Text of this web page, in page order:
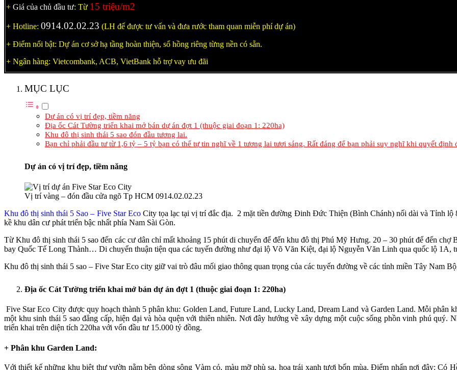
+ Giá của chủ đầu tư: Từ 15 triệu/m2
+ Hotline: 0914.02.02.23 (LH để được tư vấn và đưa rước tham quan miễn phí dự án)
+ Điểm nổi bật: Dự án cơ sở hạ tầng hoàn thiện, sổ hồng riêng từng nền có sẵn.
+ Ngân hàng: Vietcombank, ACB, VietBank hỗ trợ vay ưu đãi
MỤC LỤC
Dự án có vị trí đẹp, tiềm năng
Địa ốc Cát Tường triển khai mở bán dự án đợt 1 (thuộc giai đoạn 1: 220ha)
Khu đô thị sinh thái 5 sao đón đầu tương lai.
Bạn chỉ phải đầu tư từ 1,6 tỷ – 5 tỷ bạn có thể tự tin nghĩ về 1 tương lai tươi sáng. Rất đáng để bạn phải suy nghĩ khi quyết định
Dự án có vị trí đẹp, tiềm năng
Vị trí vàng – đón đầu cửa ngõ Tp HCM 0914.02.02.23
Khu đô thị sinh thái 5 Sao – Five Star EcoCity tọa lạc tại vị trí đắc địa. 2 mặt tiền đường Đinh Đức Thiện (Bình Chánh) nối dài và Tỉnh
kề khu dân cư phát triển bậc nhất phía Nam Sài Gòn.
Từ Khu đô thị sinh thái 5 sao đến các cư dân chỉ mất khoảng 15 phút di chuyển để đến khu đô thị Phú Mỹ Hưng. 20 – 30 phút để đến chợ
bay Quốc Tế Long Thành… Di chuyển thuận tiện qua các tuyến đường như đại lộ Võ Văn Kiệt, đại lộ Nguyễn Văn Linh qua quốc lộ
Khu đô thị sinh thái 5 sao – Five Star Eco city giữ vai trò đâu mối giao thông quan trọng của các tuyến đường về các tỉnh miền Tây Nam
Địa ốc Cát Tường triển khai mở bán dự án đợt 1 (thuộc giai đoạn 1: 220ha)
Five Star Eco City được quy hoạch thành 5 phân khu: Golden Land, Future Land, Lucky Land, Dream Land và Garden Land. Mỗi phân
một khu sinh thái 5 sao đẳng cấp, hiện đại và hòa quện với thiên nhiên. Nơi đây hướng về xây dựng một cuộc sống phồn vinh phú quý.
triển khai trên diện tích 220ha với vốn đầu tư 15.000 tỷ đồng.
+ Phân khu Garden Land:
Với thiết kế những khu biệt thự vườn nằm bên dòng sông Vàm cỏ, màu mỡ phù sa, hoa trái xanh tươi bốn mùa. Điểm nhấn nơi đây: Có